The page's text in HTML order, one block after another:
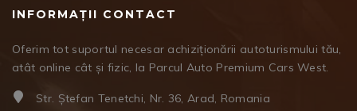
INFORMAȚII CONTACT
Oferim tot suportul necesar achiziționării autoturismului tău,
atât online cât și fizic, la Parcul Auto Premium Cars West.
Str. Ștefan Tenetchi, Nr. 36, Arad, Romania